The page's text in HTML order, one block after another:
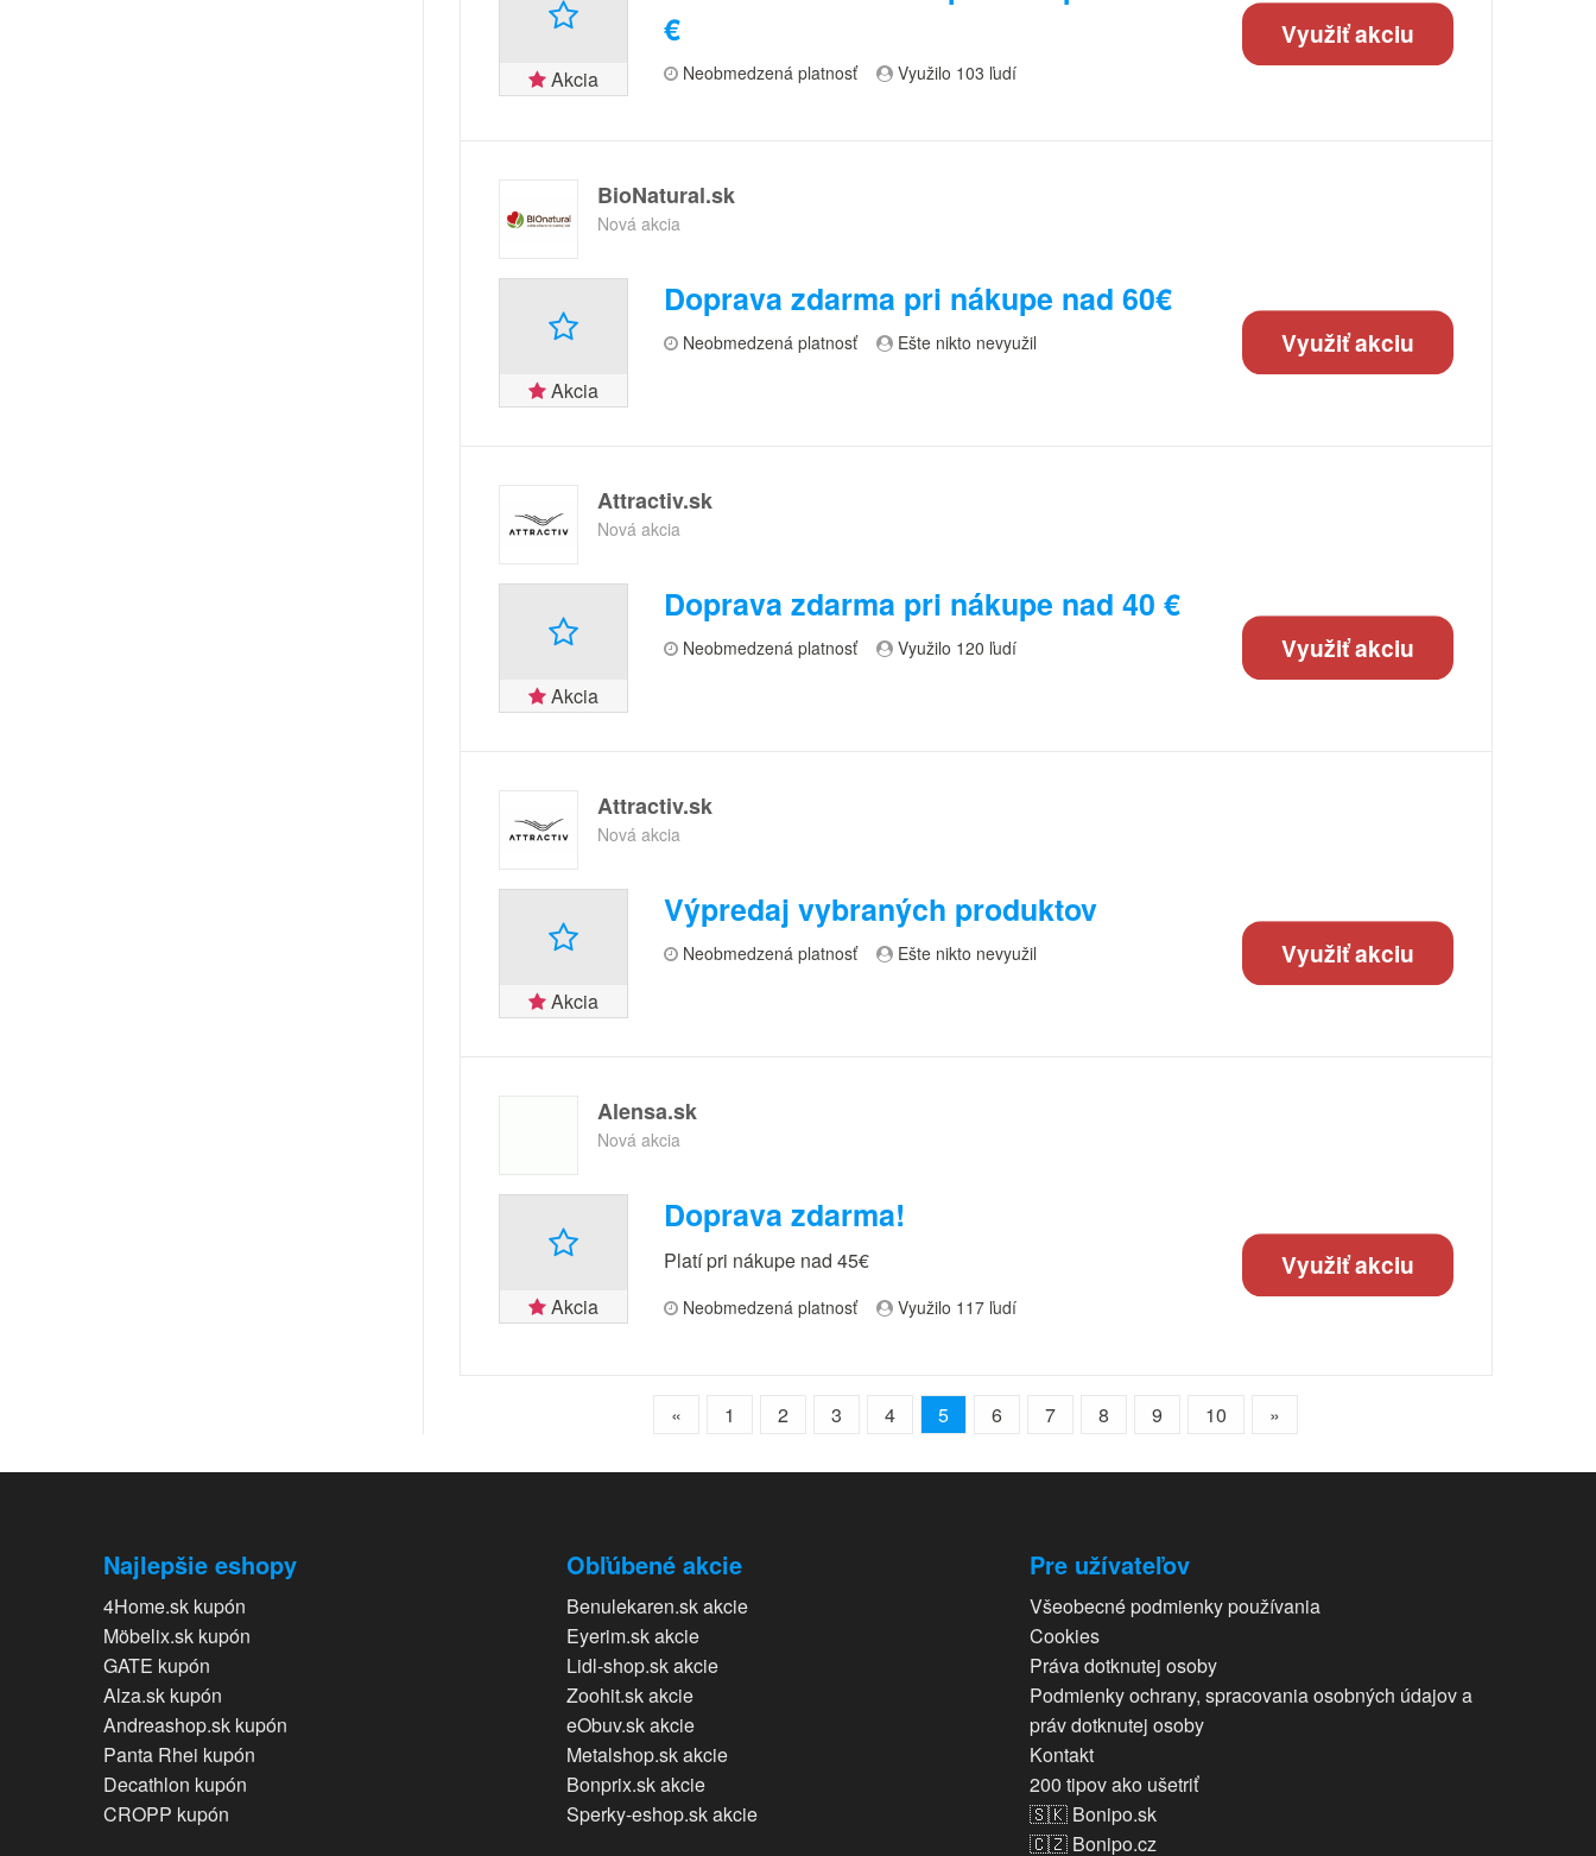
Akcia
€
Neobmedzená platnosť Využilo 103 ľudí
Využiť akciu
BioNatural.sk
Nová akcia
Akcia
Doprava zdarma pri nákupe nad 60€
Neobmedzená platnosť Ešte nikto nevyužil Využiť akciu
Attractiv.sk
Nová akcia
Akcia
Doprava zdarma pri nákupe nad 40 €
Neobmedzená platnosť Využilo 120 ľudí Využiť akciu
Attractiv.sk
Nová akcia
Akcia
Výpredaj vybraných produktov
Neobmedzená platnosť Ešte nikto nevyužil Využiť akciu
Alensa.sk
Nová akcia
Akcia
Doprava zdarma!
Platí pri nákupe nad 45€
Neobmedzená platnosť Využilo 117 ľudí
Využiť akciu
« 1 2 3 4 5 6 7 8 9 10 »
Najlepšie eshopy
4Home.sk kupón
Möbelix.sk kupón
GATE kupón
Alza.sk kupón
Andreashop.sk kupón
Panta Rhei kupón
Decathlon kupón
CROPP kupón
Obľúbené akcie
Benulekaren.sk akcie
Eyerim.sk akcie
Lidl-shop.sk akcie
Zoohit.sk akcie
eObuv.sk akcie
Metalshop.sk akcie
Bonprix.sk akcie
Sperky-eshop.sk akcie
Pre užívateľov
Všeobecné podmienky používania
Cookies
Práva dotknutej osoby
Podmienky ochrany, spracovania osobných údajov a
práv dotknutej osoby
Kontakt
200 tipov ako ušetriť
🇸🇰 Bonipo.sk
🇨🇿 Bonipo.cz